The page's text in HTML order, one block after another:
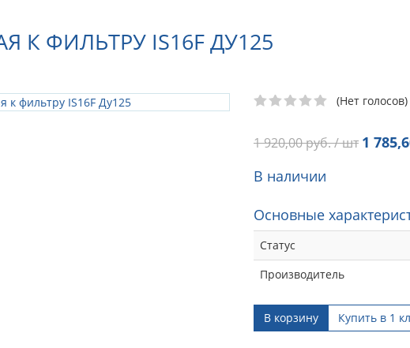
К ФИЛЬТРУ IS16F ДУ125
(Нет голосов)
1 920,00руб. / шт 1
В наличии
Основные
Статус
Производитель
В корзину Купить в 1